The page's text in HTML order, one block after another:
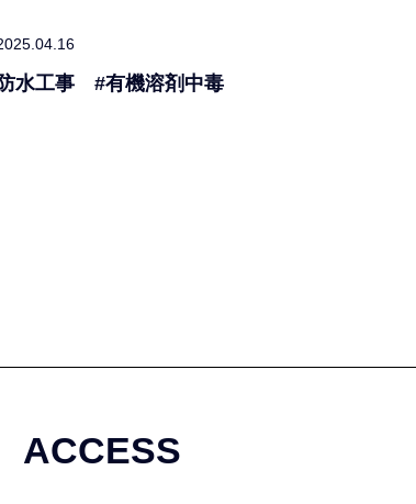
防水工事 #有機溶剤中毒
ACCESS